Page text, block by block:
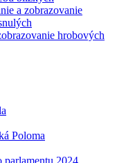
a zobrazovanie
hrobových
Poloma
2024